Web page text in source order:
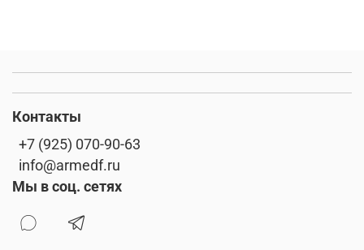
Контакты
+7 (925) 070-90-63
info@armedf.ru
Мы в соц. сетях